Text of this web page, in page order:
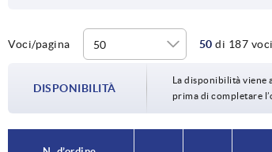
M4
12
Voci/pagina 50 di 187 voci
DISPONIBILITÀ
La disponibilità viene
prima di completare